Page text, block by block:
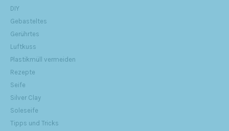
DIY
Gebasteltes
Gerührtes
Luftkuss
Plastikmüll vermeiden
Rezepte
Seife
Silver Clay
Soleseife
Tipps und Tricks